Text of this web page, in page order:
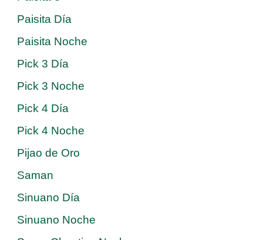
Paisita Día
Paisita Noche
Pick 3 Día
Pick 3 Noche
Pick 4 Día
Pick 4 Noche
Pijao de Oro
Saman
Sinuano Día
Sinuano Noche